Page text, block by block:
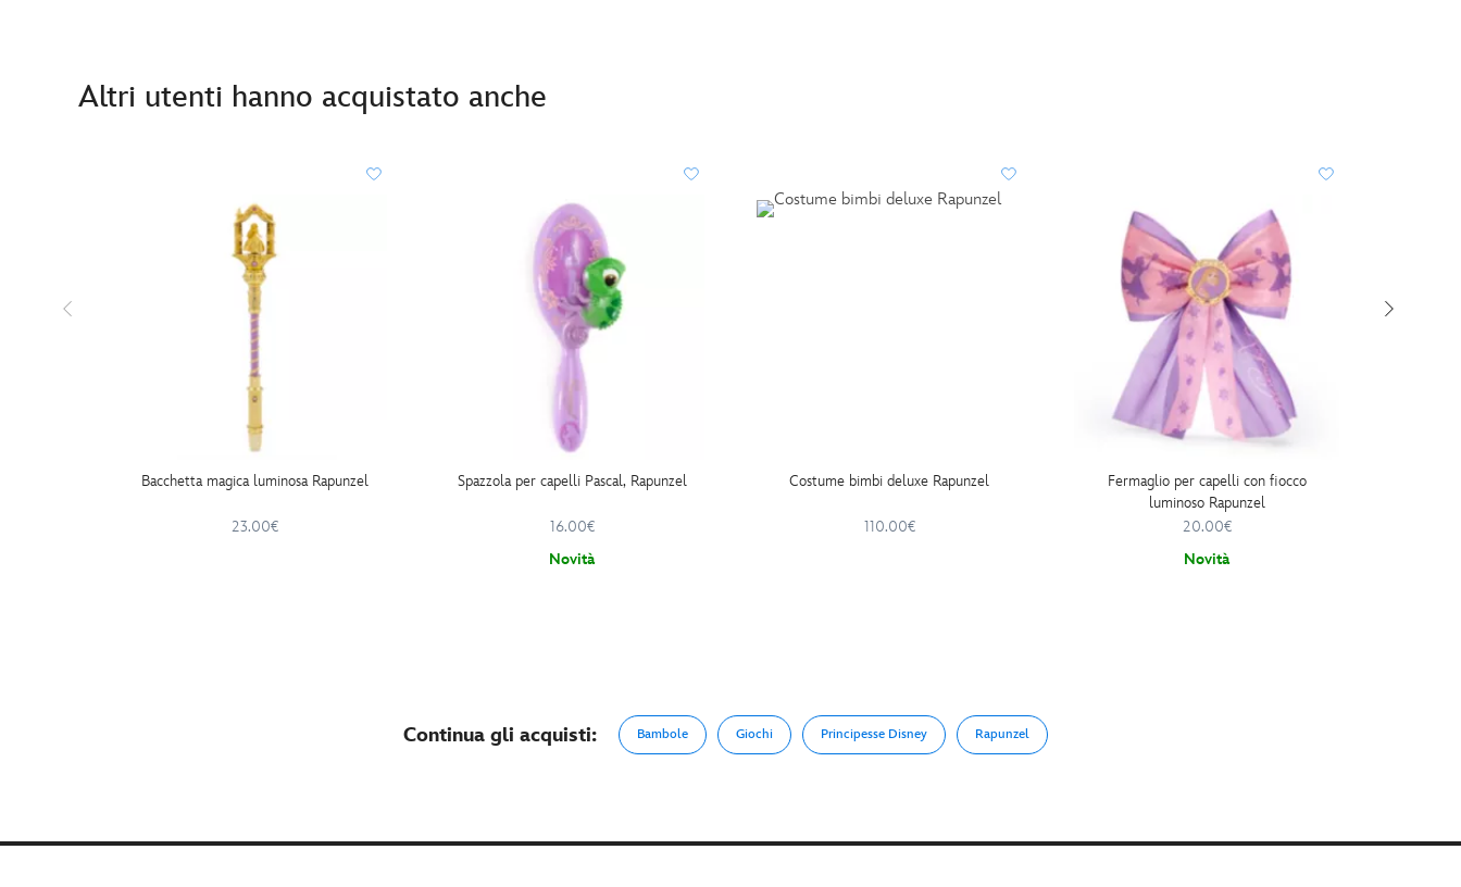
Altri utenti hanno acquistato anche
Bacchetta magica luminosa Rapunzel
23.00€
Spazzola per capelli Pascal, Rapunzel
16.00€
Novità
Costume bimbi deluxe Rapunzel
110.00€
Fermaglio per capelli con fiocco
luminoso Rapunzel
20.00€
Novità
Continua gli acquisti: Bambole Giochi Principesse Disney Rapunzel